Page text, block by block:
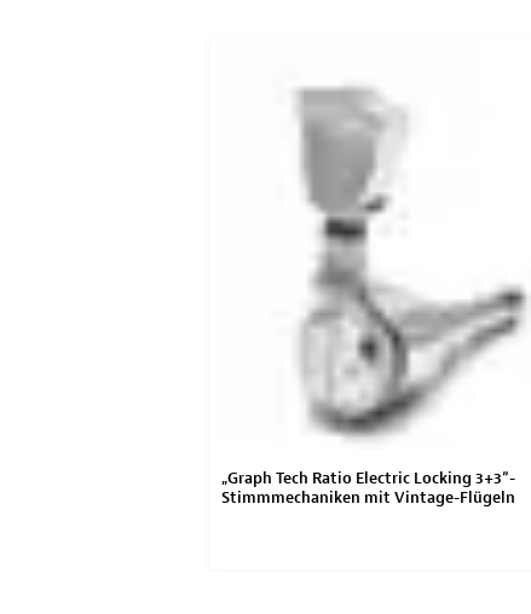
„Graph Tech Ratio Electric Locking 3+3“-
Stimmmechaniken mit Vintage-Flügeln